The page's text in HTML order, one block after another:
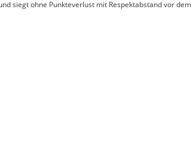
siegt ohne Punkteverlust mit Respektabstand vor dem